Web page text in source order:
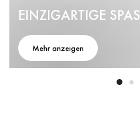
EINZIGARTIGE SPAS
Mehr anzeigen